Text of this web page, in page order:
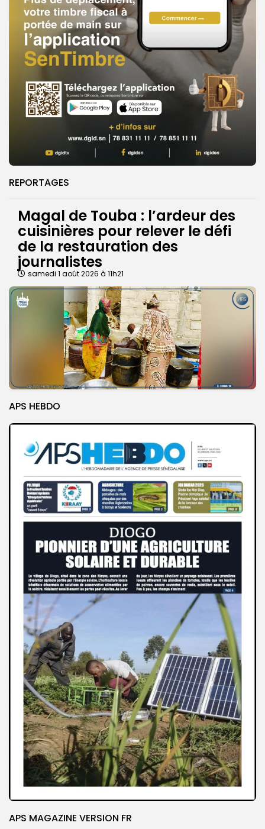
REPORTAGES
Magal de Touba : l’ardeur des
cuisinières pour relever le défi
de la restauration des
journalistes
samedi 1 août 2026 à 11h21
APS HEBDO
APS MAGAZINE VERSION FR